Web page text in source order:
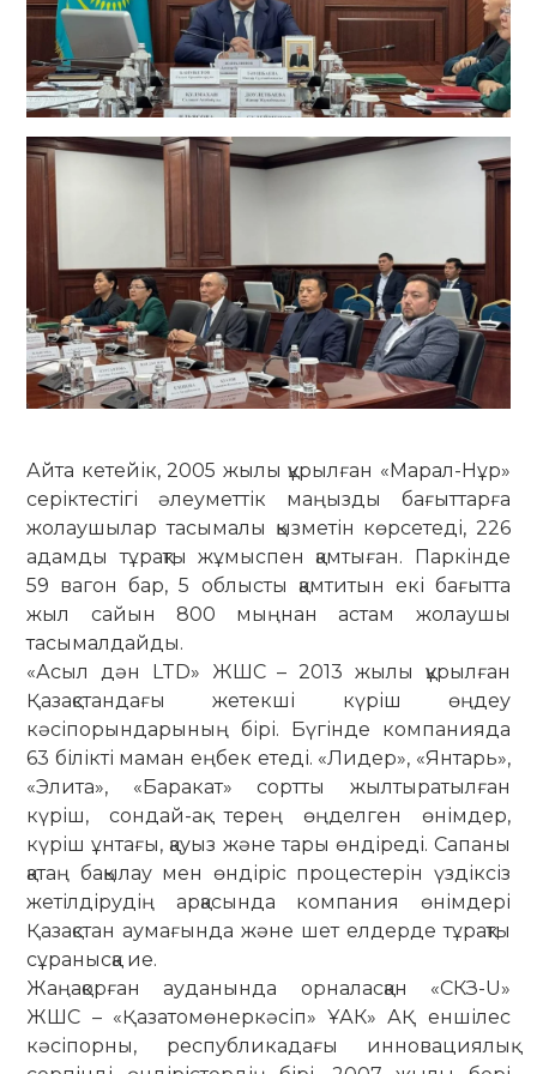
Айта кетейік, 2005 жылы құрылған «Марал-Нұр»
серіктестігі әлеуметтік маңызды бағыттарға
жолаушылар тасымалы қызметін көрсетеді, 226
адамды тұрақты жұмыспен қамтыған. Паркінде
59 вагон бар, 5 облысты қамтитын екі бағытта
жыл сайын 800 мыңнан астам жолаушы
тасымалдайды.
«Асыл дән LTD» ЖШС – 2013 жылы құрылған
Қазақстандағы жетекші күріш өңдеу
кәсіпорындарының бірі. Бүгінде компанияда
63 білікті маман еңбек етеді. «Лидер», «Янтарь»,
«Элита», «Баракат» сортты жылтыратылған
күріш, сондай-ақ терең өңделген өнімдер,
күріш ұнтағы, қауыз және тары өндіреді. Сапаны
қатаң бақылау мен өндіріс процестерін үздіксіз
жетілдірудің арқасында компания өнімдері
Қазақстан аумағында және шет елдерде тұрақты
сұранысқа ие.
Жаңақорған ауданында орналасқан «СКЗ-U»
ЖШС – «Қазатомөнеркәсіп» ҰАК» АҚ еншілес
кәсіпорны, республикадағы инновациялық